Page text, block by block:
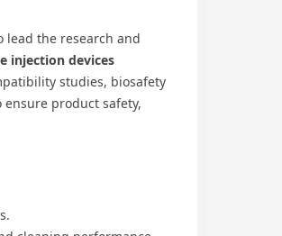
lead the research and
injection devices
studies, biosafety
product safety,